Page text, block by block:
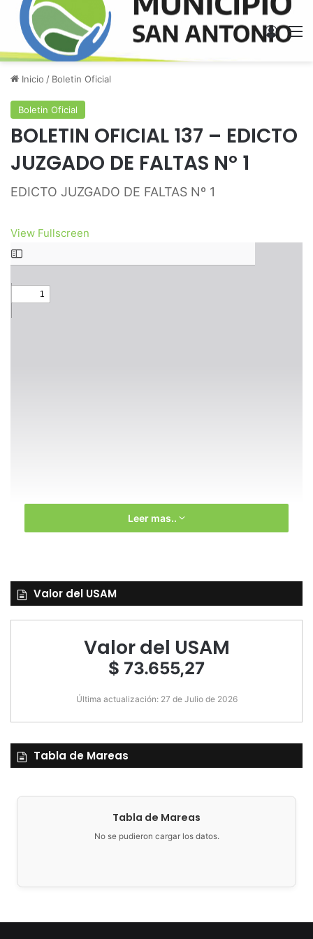
Inicio / Boletin Oficial
Boletin Oficial
BOLETIN OFICIAL 137 – EDICTO
JUZGADO DE FALTAS Nº 1
EDICTO JUZGADO DE FALTAS Nº 1
View Fullscreen
Saltar
al
contenido
del
Leer mas..
Valor del USAM
Valor del USAM
$ 73.655,27
Última actualización: 27 de Julio de 2026
Tabla de Mareas
Tabla de Mareas
No se pudieron cargar los datos.